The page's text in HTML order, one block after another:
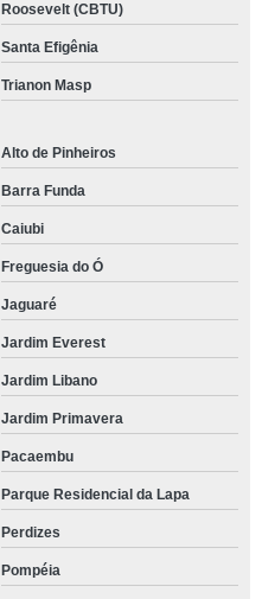
Roosevelt (CBTU)
Santa Efigênia
Trianon Masp
Alto de Pinheiros
Barra Funda
Caiubi
Freguesia do Ó
Jaguaré
Jardim Everest
Jardim Libano
Jardim Primavera
Pacaembu
Parque Residencial da Lapa
Perdizes
Pompéia